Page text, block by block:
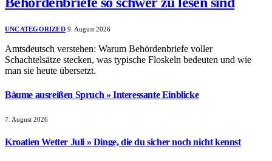
UNCATEGORIZED 9. August 2026
Amtsdeutsch verstehen: Warum Behördenbriefe voller
Schachtelsätze stecken, was typische Floskeln bedeuten und wie
man sie heute übersetzt.
Bäume ausreißen Spruch » Interessante Einblicke
7. August 2026
Kroatien Wetter Juli » Dinge, die du sicher noch nicht kennst